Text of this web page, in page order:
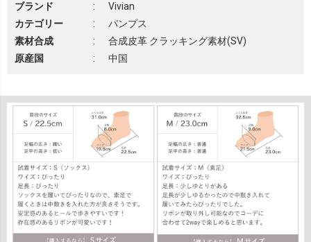
ブランド :
Vivian
カテゴリー
:
パンプス
素材合成
:
合成皮革 クラッキング素材(SV)
原産国
: 中国